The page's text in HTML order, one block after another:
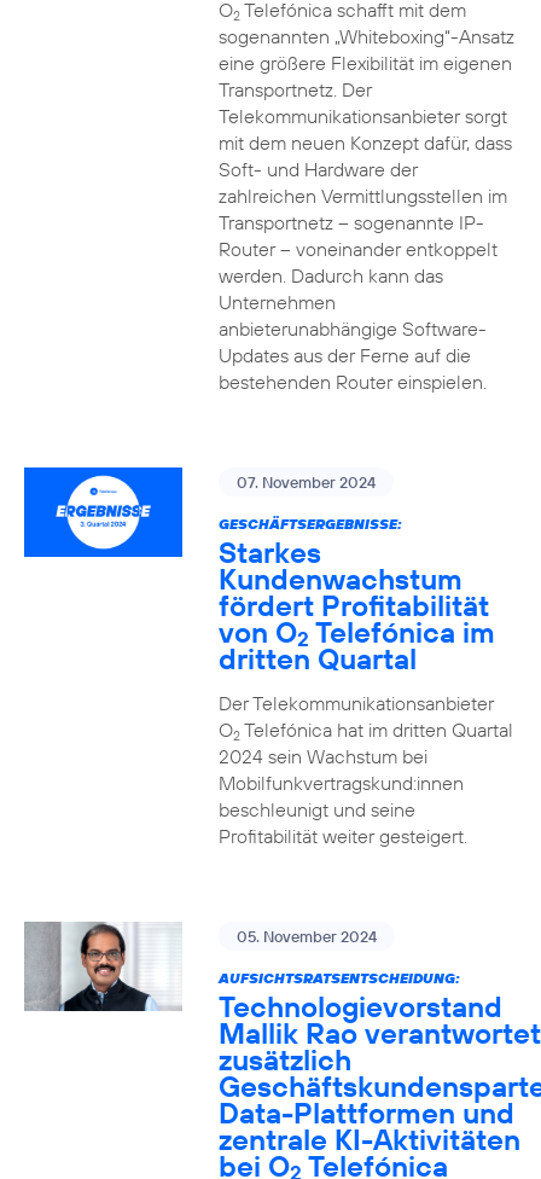
O2Telefónica schafft mit dem
sogenannten „Whiteboxing“-Ansatz
eine größere Flexibilität im eigenen
Transportnetz. Der
Telekommunikationsanbieter sorgt
mit dem neuen Konzept dafür, dass
Soft- und Hardware der
zahlreichen Vermittlungsstellen im
Transportnetz – sogenannte IP-
Router – voneinander entkoppelt
werden. Dadurch kann das
Unternehmen
anbieterunabhängige Software-
Updates aus der Ferne auf die
bestehenden Router einspielen.
07. November 2024
GESCHÄFTSERGEBNISSE:
Starkes
Kundenwachstum
fördert Profitabilität
von O2 Telefónica im
dritten Quartal
Der Telekommunikationsanbieter
O2Telefónica hat im dritten Quartal
2024 sein Wachstum bei
Mobilfunkvertragskund:innen
beschleunigt und seine
Profitabilität weiter gesteigert.
05. November 2024
AUFSICHTSRATSENTSCHEIDUNG:
Technologievorstand
Mallik Rao verantwortet
zusätzlich
Data-Plattformen und
zentrale KI-Aktivitäten
bei O2 Telefónica